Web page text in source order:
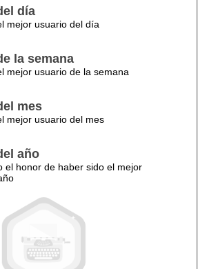
día
mejor usuario del día
la semana
mejor usuario de la semana
mes
mejor usuario del mes
año
el honor de haber sido el mejor